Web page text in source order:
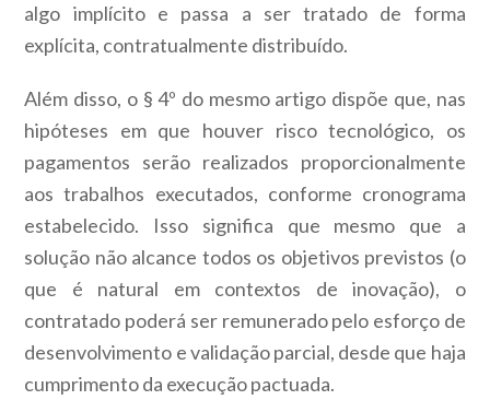
algo implícito e passa a ser tratado de forma
explícita, contratualmente distribuído.
Além disso, o § 4º do mesmo artigo dispõe que, nas
hipóteses em que houver risco tecnológico, os
pagamentos serão realizados proporcionalmente
aos trabalhos executados, conforme cronograma
estabelecido. Isso significa que mesmo que a
solução não alcance todos os objetivos previstos (o
que é natural em contextos de inovação), o
contratado poderá ser remunerado pelo esforço de
desenvolvimento e validação parcial, desde que haja
cumprimento da execução pactuada.